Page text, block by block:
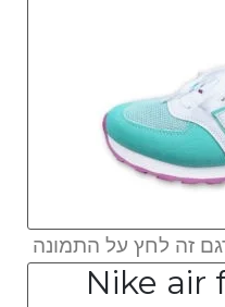
זה לחץ על התמונה
Nike air